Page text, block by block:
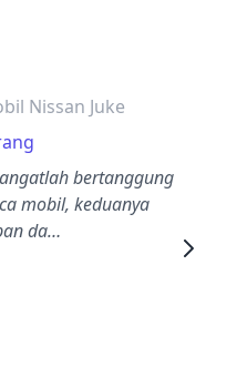
bintang lima
Nissan Juke
bertanggung
mobil, keduanya
da…
bintang lima